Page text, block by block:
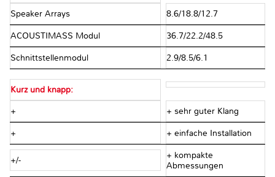
Speaker Arrays 8.6/18.8/12.7
ACOUSTIMASS Modul 36.7/22.2/48.5
Schnittstellenmodul 2.9/8.5/6.1
Kurz und knapp:
+ + sehr guter Klang
+ + einfache Installation
+/-
+ kompakte
Abmessungen